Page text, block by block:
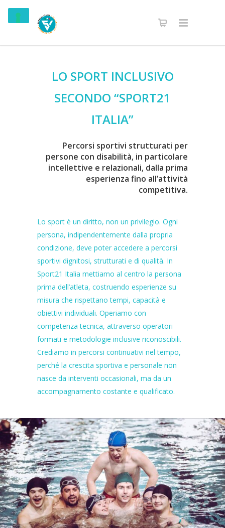
LO SPORT INCLUSIVO
SECONDO “SPORT21
ITALIA”
Percorsi sportivi strutturati per
persone con disabilità, in particolare
intellettive e relazionali, dalla prima
esperienza fino all’attività
competitiva.
Lo sport è un diritto, non un privilegio. Ogni
persona, indipendentemente dalla propria
condizione, deve poter accedere a percorsi
sportivi dignitosi, strutturati e di qualità. In
Sport21 Italia mettiamo al centro la persona
prima dell’atleta, costruendo esperienze su
misura che rispettano tempi, capacità e
obiettivi individuali. Operiamo con
competenza tecnica, attraverso operatori
formati e metodologie inclusive riconoscibili.
Crediamo in percorsi continuativi nel tempo,
perché la crescita sportiva e personale non
nasce da interventi occasionali, ma da un
accompagnamento costante e qualificato.